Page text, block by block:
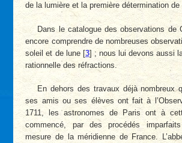
de la lumière et la première détermination
Dans le catalogue des observations de
encore comprendre de nombreuses
soleil et de lune[3] ; nous lui devons aussi
rationnelle des réfractions.
En dehors des travaux déjà nombreux
ses amis ou ses élèves ont fait à
1711, les astronomes de Paris ont à
commencé, par des procédés
mesure de la méridienne de France.